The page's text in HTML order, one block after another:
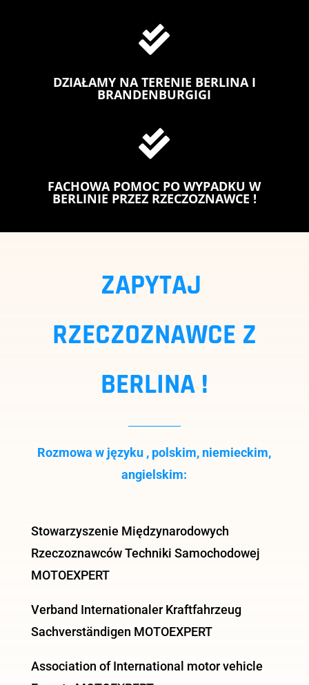

DZIAŁAMY NA TERENIE BERLINA I
BRANDENBURGIGI

FACHOWA POMOC PO WYPADKU W
BERLINIE PRZEZ RZECZOZNAWCE !
ZAPYTAJ
RZECZOZNAWCE Z
BERLINA !
Rozmowa w języku , polskim, niemieckim,
angielskim:
Stowarzyszenie Międzynarodowych
Rzeczoznawców Techniki Samochodowej
MOTOEXPERT
Verband Internationaler Kraftfahrzeug
Sachverständigen MOTOEXPERT
Association of International motor vehicle